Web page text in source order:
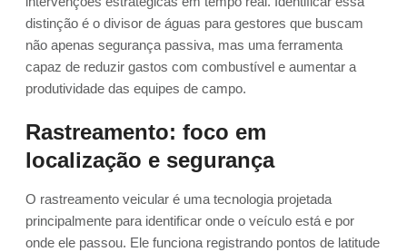
distinção é o divisor de águas para gestores que buscam
não apenas segurança passiva, mas uma ferramenta
capaz de reduzir gastos com combustível e aumentar a
produtividade das equipes de campo.
Rastreamento: foco em
localização e segurança
O rastreamento veicular é uma tecnologia projetada
principalmente para identificar onde o veículo está e por
onde ele passou. Ele funciona registrando pontos de latitude